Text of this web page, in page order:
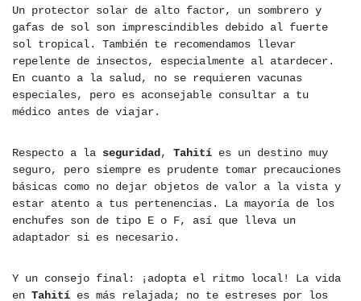
Un protector solar de alto factor, un sombrero y
gafas de sol son imprescindibles debido al fuerte
sol tropical. También te recomendamos llevar
repelente de insectos, especialmente al atardecer.
En cuanto a la salud, no se requieren vacunas
especiales, pero es aconsejable consultar a tu
médico antes de viajar.
Respecto a la seguridad, Tahití es un destino muy
seguro, pero siempre es prudente tomar precauciones
básicas como no dejar objetos de valor a la vista y
estar atento a tus pertenencias. La mayoría de los
enchufes son de tipo E o F, así que lleva un
adaptador si es necesario.
Y un consejo final: ¡adopta el ritmo local! La vida
en Tahití es más relajada; no te estreses por los